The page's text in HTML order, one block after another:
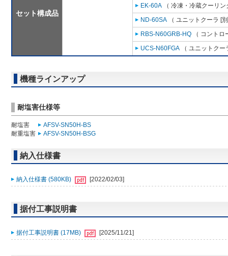
セット構成品
EK-60A （ 冷凍・冷蔵クーリ
ND-60SA （ ユニットクーラ [
RBS-N60GRB-HQ （ コント
UCS-N60FGA （ ユニットク
機種ラインアップ
耐塩害仕様等
耐塩害
AFSV-SN50H-BS
耐重塩害
AFSV-SN50H-BSG
納入仕様書
納入仕様書 (580KB) [2022/02/03]
据付工事説明書
据付工事説明書 (17MB) [2025/11/21]